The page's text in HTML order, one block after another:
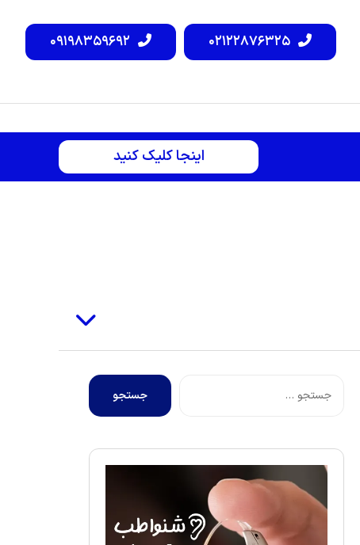
۰۹۱۹۸۳۵۹۶۹۲ ۰۲۱۲۲۸۷۶۳۲۵
اینجا کلیک کنید
جستجو